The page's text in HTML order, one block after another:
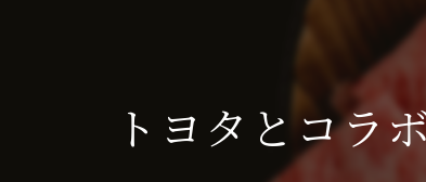
トヨタとコラ